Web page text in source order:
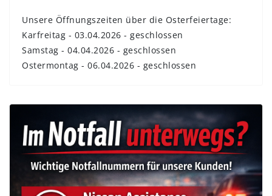
Unsere Öffnungszeiten über die Osterfeiertage:
Karfreitag - 03.04.2026 - geschlossen
Samstag - 04.04.2026 - geschlossen
Ostermontag - 06.04.2026 - geschlossen